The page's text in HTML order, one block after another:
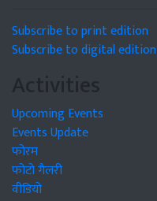
Subscribe to print edition
Subscribe to digital edition
Activities
Upcoming Events
Events Update
फोरम
फोटो गैलरी
वीडियो